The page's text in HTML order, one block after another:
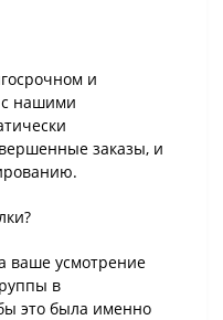
и
с нашими
заказы, и
ваше усмотрение
в
это была именно